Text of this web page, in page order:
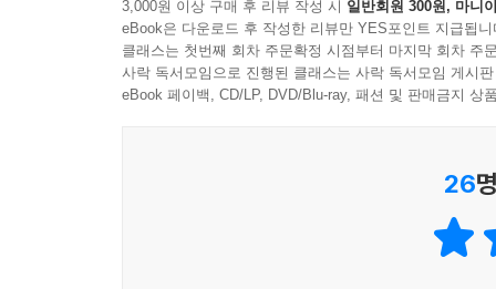
3,000원 이상 구매 후 리뷰 작성 시 일반회원 300원, 마니
eBook은 다운로드 후 작성한 리뷰만 YES포인트 지급됩니
클래스는 첫번째 회차 주문확정 시점부터 마지막 회차 주
사락 독서모임으로 진행된 클래스는 사락 독서모임 게시
eBook 페이백, CD/LP, DVD/Blu-ray, 패션 및 판매금지 상
26